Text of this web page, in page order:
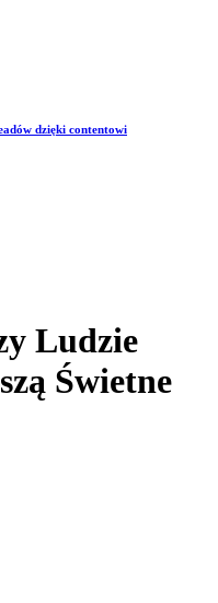
dzięki contentowi
Ludzie
Świetne